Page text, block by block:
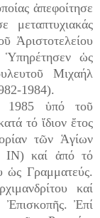
ἀπεφοίτησε
μεταπτυχιακάς
Ἀριστοτελείου
Ὑπηρέτησεν ὡς
Μιχαήλ
1984).
ὑπό τοῦ
τό ἴδιον ἔτος
τῶν Ἁγίων
ΙΝ) καί ἀπό τό
ὡς Γραμματεύς.
καί
Ἐπί